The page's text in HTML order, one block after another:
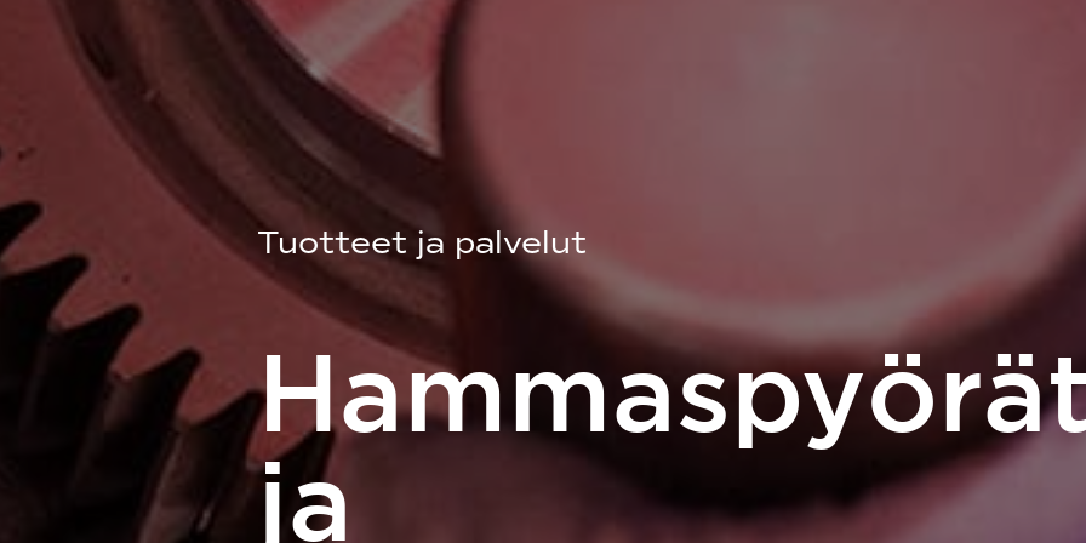
Tuotteet ja palvelut
ja